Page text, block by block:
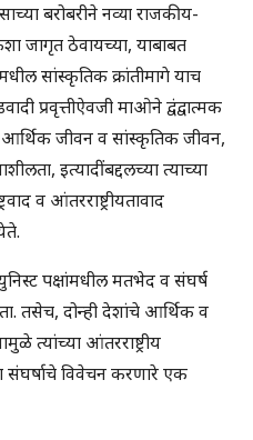
बरोबरीने नव्या राजकीय-
जागृत ठेवायच्या, याबाबत
सांस्कृतिक क्रांतीमागे याच
प्रवृत्तीऐवजी माओने द्वंद्वात्मक
आर्थिक जीवन व सांस्कृतिक जीवन,
इत्यादींबद्दलच्या त्याच्या
व आंतरराष्ट्रीयतावाद
पक्षांमधील मतभेद व संघर्ष
तसेच, दोन्ही देशांचे आर्थिक व
त्यांच्या आंतरराष्ट्रीय
संघर्षाचे विवेचन करणारे एक